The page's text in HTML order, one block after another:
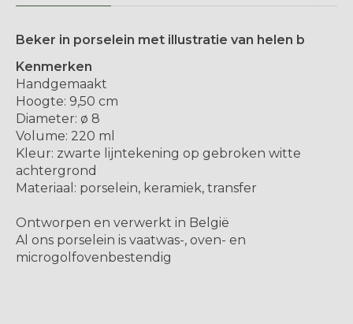
Beker in porselein met illustratie van helen b
Kenmerken
Handgemaakt
Hoogte: 9,50 cm
Diameter: ø 8
Volume: 220 ml
Kleur: zwarte lijntekening op gebroken witte
achtergrond
Materiaal: porselein, keramiek, transfer
Ontworpen en verwerkt in België
Al ons porselein is vaatwas-, oven- en
microgolfovenbestendig